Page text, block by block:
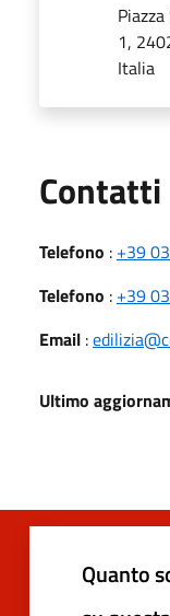
1,
Italia
Contatti
Telefono : +39
Telefono : +39
Email :
Ultimo
Quanto